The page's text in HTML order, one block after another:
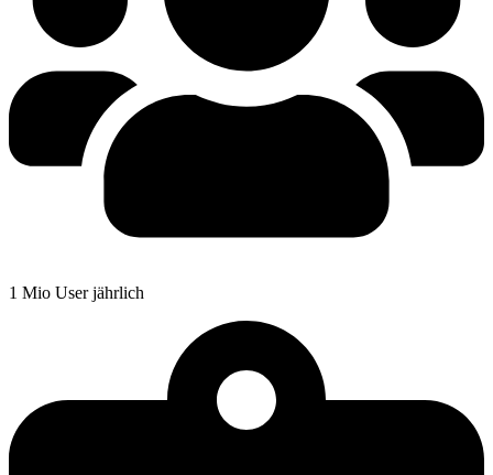
1 Mio User jährlich